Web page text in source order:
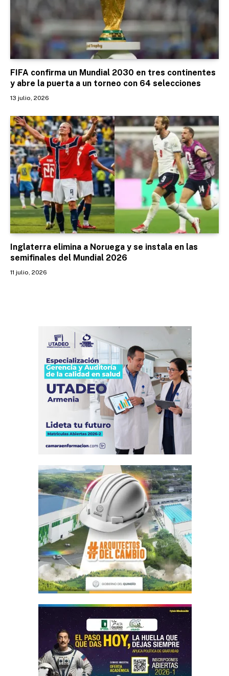
FIFA confirma un Mundial 2030 en tres continentes
y abre la puerta a un torneo con 64 selecciones
13 julio, 2026
Inglaterra elimina a Noruega y se instala en las
semifinales del Mundial 2026
11 julio, 2026